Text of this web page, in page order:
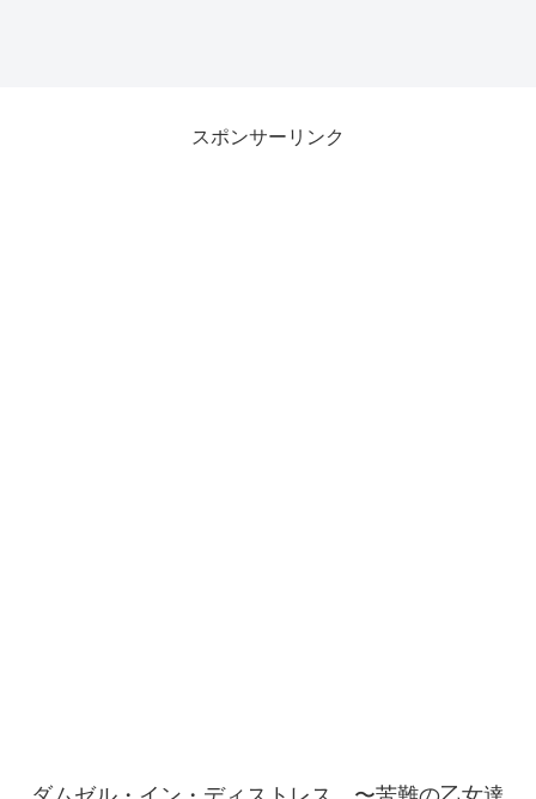
スポンサーリンク